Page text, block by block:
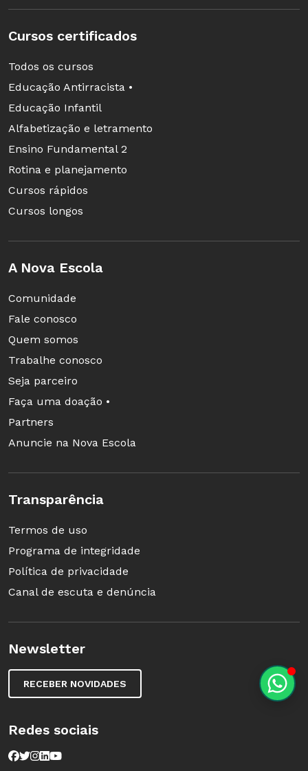
Cursos certificados
Todos os cursos
Educação Antirracista •
Educação Infantil
Alfabetização e letramento
Ensino Fundamental 2
Rotina e planejamento
Cursos rápidos
Cursos longos
A Nova Escola
Comunidade
Fale conosco
Quem somos
Trabalhe conosco
Seja parceiro
Faça uma doação •
Partners
Anuncie na Nova Escola
Transparência
Termos de uso
Programa de integridade
Política de privacidade
Canal de escuta e denúncia
Newsletter
RECEBER NOVIDADES
Redes sociais